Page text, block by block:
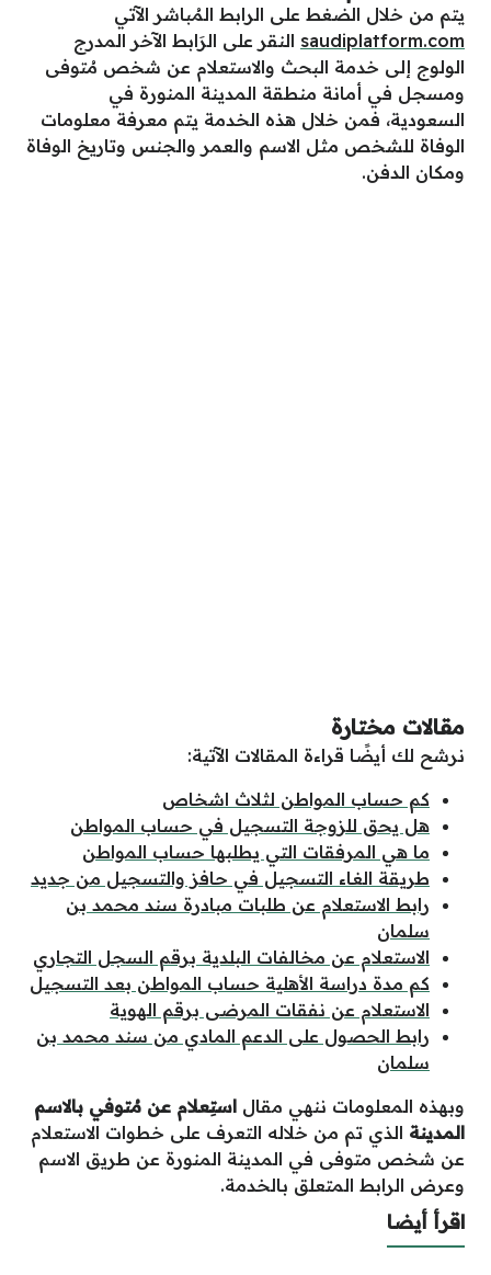
يتم من خلال الضغط على الرابط المُباشر الآتي
saudiplatform.com النقر على الرَابط الآخر المدرج
الولوج إلى خدمة البحث والاستعلام عن شخص مُتوفى
ومسجل في أمانة منطقة المدينة المنورة في
السعودية، فمن خلال هذه الخدمة يتم معرفة معلومات
الوفاة للشخص مثل الاسم والعمر والجنس وتاريخ الوفاة
ومكان الدفن.
مقالات مختارة
نرشح لك أيضًا قراءة المقالات الآتية:
كم حساب المواطن لثلاث اشخاص
هل يحق للزوجة التسجيل في حساب المواطن
ما هي المرفقات التي يطلبها حساب المواطن
طريقة الغاء التسجيل في حافز والتسجيل من جديد
رابط الاستعلام عن طلبات مبادرة سند محمد بن
سلمان
الاستعلام عن مخالفات البلدية برقم السجل التجاري
كم مدة دراسة الأهلية حساب المواطن بعد التسجيل
الاستعلام عن نفقات المرضى برقم الهوية
رابط الحصول على الدعم المادي من سند محمد بن
سلمان
وبهذه المعلومات ننهي مقال استِعلام عن مُتوفي بالاسم
المدينة الذي تم من خلاله التعرف على خطوات الاستعلام
عن شخص متوفى في المدينة المنورة عن طريق الاسم
وعرض الرابط المتعلق بالخدمة.
اقرأ أيضا